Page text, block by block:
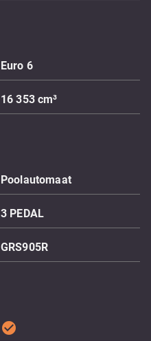
Euro 6
16 353cm³
Poolautomaat
3 PEDAL
GRS905R
check_circle